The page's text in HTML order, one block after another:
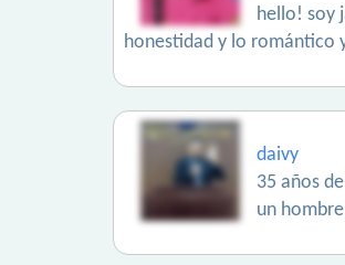
hello! soy
honestidad y lo romántico
daivy
35 años
un